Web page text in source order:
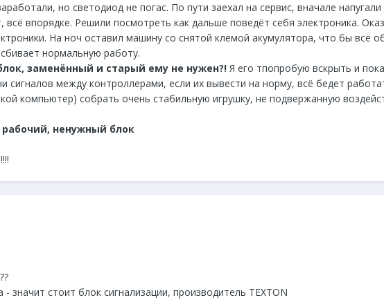
но светодиод не погас. По пути заехал на сервис, вначале
впорядке. Решили посмотреть как дальше поведёт себя электроника.
На ноч оставил машину со снятой клемой акумулятора, что бы всё
нормальную работу.
заменённый и старый ему не нужен?! Я его тпопробую вскрыть и
сигналов между контроллерами, если их вывести на норму, всё бедет
компьютер) собрать очень стабильную игрушку, не подвержанную
рабочий, ненужный блок
значит стоит блок сигнализации, производитель TEXTON